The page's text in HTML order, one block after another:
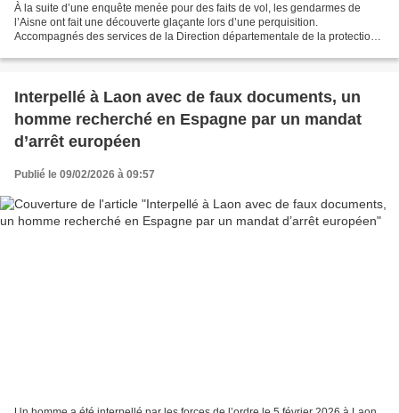
À la suite d’une enquête menée pour des faits de vol, les gendarmes de
l’Aisne ont fait une découverte glaçante lors d’une perquisition.
Accompagnés des services de la Direction départementale de la protection
Interpellé à Laon avec de faux documents, un
homme recherché en Espagne par un mandat
d’arrêt européen
Publié le 09/02/2026 à 09:57